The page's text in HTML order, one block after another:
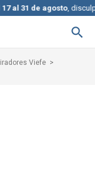
31 de agosto, disculpe

Viefe